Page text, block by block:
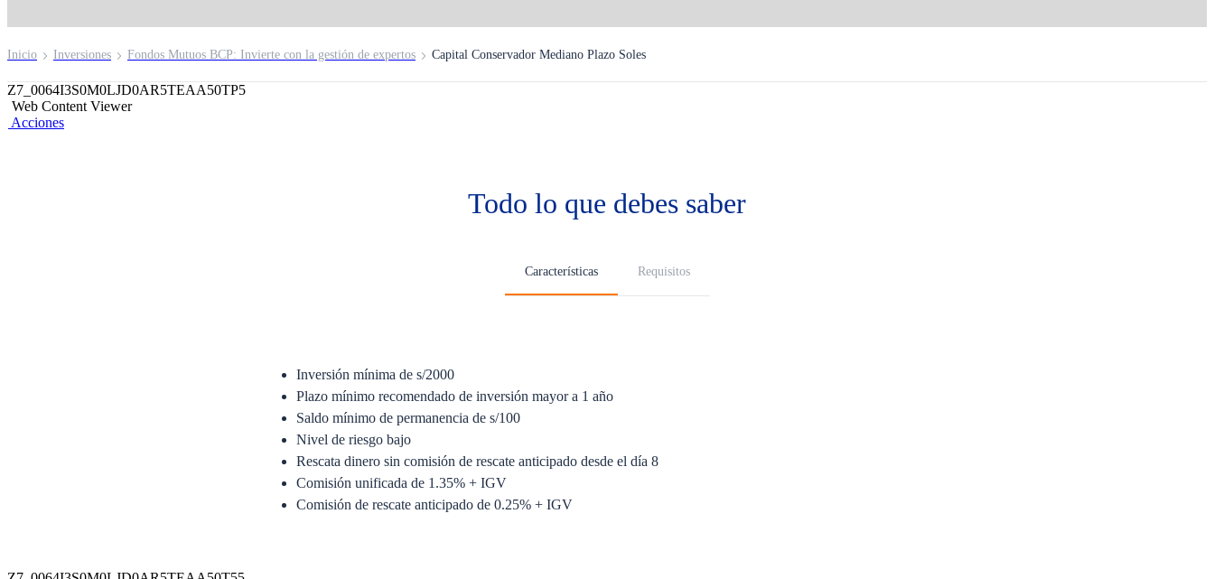
Inicio Inversiones Fondos Mutuos BCP: Invierte con la gestión de expertos Capital Conservador Mediano Plazo Soles
Z7_0064I3S0M0LJD0AR5TEAA50TP5
Web Content Viewer
Acciones
Todo lo que debes saber
Características Requisitos
Inversión mínima de s/2000
Plazo mínimo recomendado de inversión mayor a 1 año
Saldo mínimo de permanencia de s/100
Nivel de riesgo bajo
Rescata dinero sin comisión de rescate anticipado desde el día 8
Comisión unificada de 1.35% + IGV
Comisión de rescate anticipado de 0.25% + IGV